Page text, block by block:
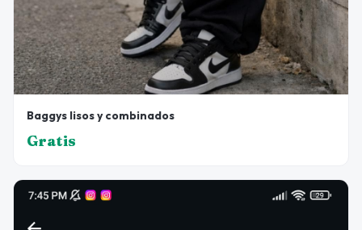
Baggys lisos y combinados
Gratis